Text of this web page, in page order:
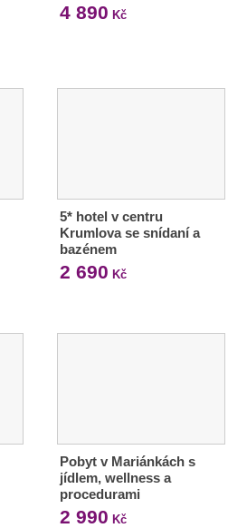
4 890 Kč
5* hotel v centru
Krumlova se snídaní a
bazénem
2 690 Kč
Pobyt v Mariánkách s
jídlem, wellness a
procedurami
2 990 Kč